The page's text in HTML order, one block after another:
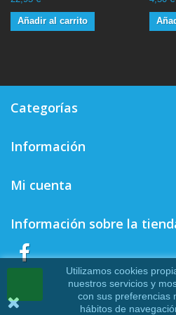
Añadir al carrito
Categorías
Información
Mi cuenta
Información sobre la
Utilizamos cookies
nuestros servicios y
con sus preferencias
hábitos de